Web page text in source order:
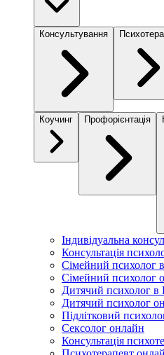
Консультування
Коучинг Профорієнтація
Індивідуальна
Консультація
Сімейний психолог
Сімейний психолог
Дитячий психолог в
Дитячий психолог
Підлітковий
Сексолог онлайн
Консультація